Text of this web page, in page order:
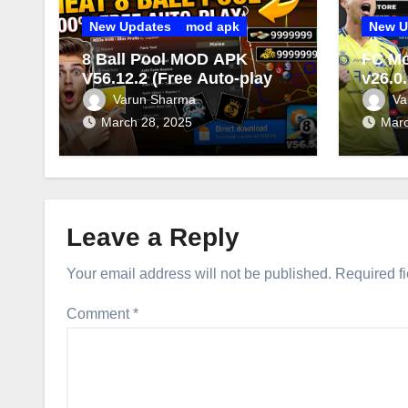
New Updates mod apk
8 Ball Pool MOD APK
V56.12.2 (Free Auto-play 3
Aim Line & Unlimited
Coins Cash 2025)
Varun Sharma
March 28, 2025
New
FC
FC
Leave a Reply
Your email address will not be published. Required
Comment*